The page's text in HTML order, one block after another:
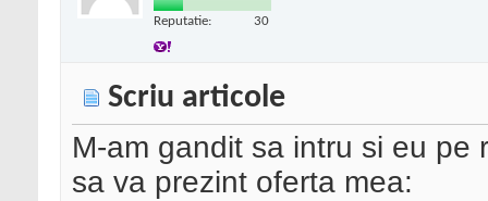
Reputatie: 30
Scriu articole
M-am gandit sa intru si eu pe
sa va prezint oferta mea: